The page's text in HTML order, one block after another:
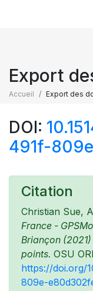
Export
Accueil Export des
DOI:
491f-
Citation
Christian Sue,
France -
Briançon
points. OSU
https://doi.org/
809e-